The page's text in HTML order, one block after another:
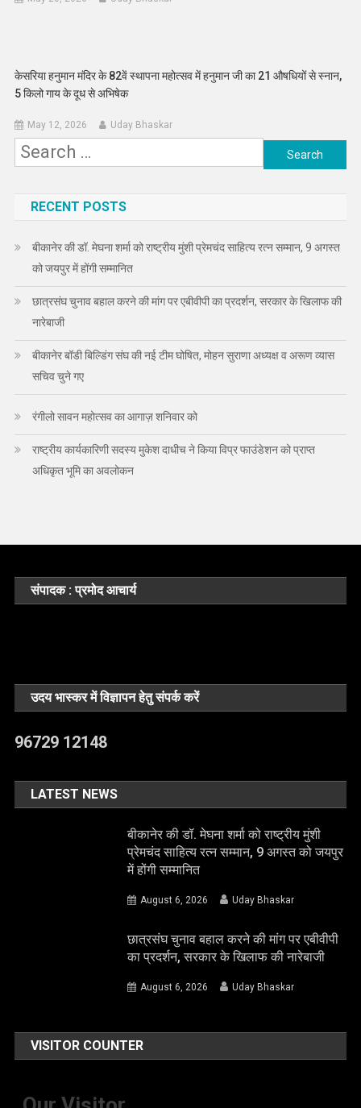
केसरिया हनुमान मंदिर के 82वें स्थापना महोत्सव में हनुमान जी का 21 औषधियों से स्नान,
5 किलो गाय के दूध से अभिषेक
May 12, 2026 Uday Bhaskar
Search
RECENT POSTS
बीकानेर की डॉ. मेघना शर्मा को राष्ट्रीय मुंशी प्रेमचंद साहित्य रत्न सम्मान, 9 अगस्त
को जयपुर में होंगी सम्मानित
छात्रसंघ चुनाव बहाल करने की मांग पर एबीवीपी का प्रदर्शन, सरकार के खिलाफ की
नारेबाजी
बीकानेर बॉडी बिल्डिंग संघ की नई टीम घोषित, मोहन सुराणा अध्यक्ष व अरूण व्यास
सचिव चुने गए
रंगीलो सावन महोत्सव का आगाज़ शनिवार को
राष्ट्रीय कार्यकारिणी सदस्य मुकेश दाधीच ने किया विप्र फाउंडेशन को प्राप्त
अधिकृत भूमि का अवलोकन
संपादक : प्रमोद आचार्य
उदय भास्कर में विज्ञापन हेतु संपर्क करें
96729 12148
LATEST NEWS
बीकानेर की डॉ. मेघना शर्मा को राष्ट्रीय मुंशी
प्रेमचंद साहित्य रत्न सम्मान, 9 अगस्त को जयपुर
में होंगी सम्मानित
August 6, 2026 Uday Bhaskar
छात्रसंघ चुनाव बहाल करने की मांग पर एबीवीपी
का प्रदर्शन, सरकार के खिलाफ की नारेबाजी
August 6, 2026 Uday Bhaskar
VISITOR COUNTER